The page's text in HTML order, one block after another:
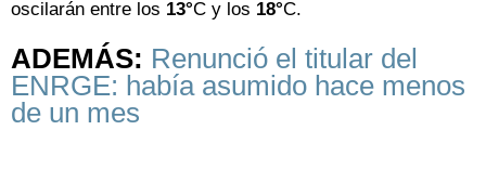
oscilarán entre los 13°C y los 18°C.
ADEMÁS: Renunció el titular del
ENRGE: había asumido hace menos
de un mes